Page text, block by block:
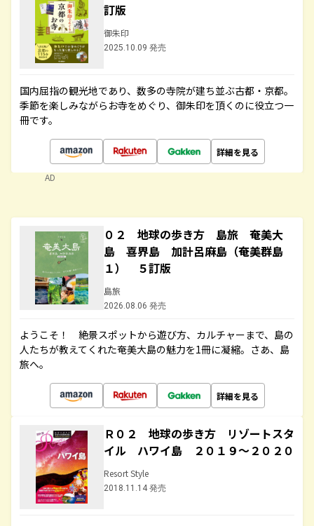
訂版
御朱印
2025.10.09 発売
国内屈指の観光地であり、数多の寺院が建ち並ぶ古都・京都。
季節を楽しみながらお寺をめぐり、御朱印を頂くのに役立つ一
冊です。
詳細を見る
AD
０２ 地球の歩き方 島旅 奄美大
島 喜界島 加計呂麻島（奄美群島
１） ５訂版
島旅
2026.08.06 発売
ようこそ！ 絶景スポットから遊び方、カルチャーまで、島の
人たちが教えてくれた奄美大島の魅力を1冊に凝縮。さあ、島
旅へ。
詳細を見る
Ｒ０２ 地球の歩き方 リゾートスタ
イル ハワイ島 ２０１９～２０２０
Resort Style
2018.11.14 発売